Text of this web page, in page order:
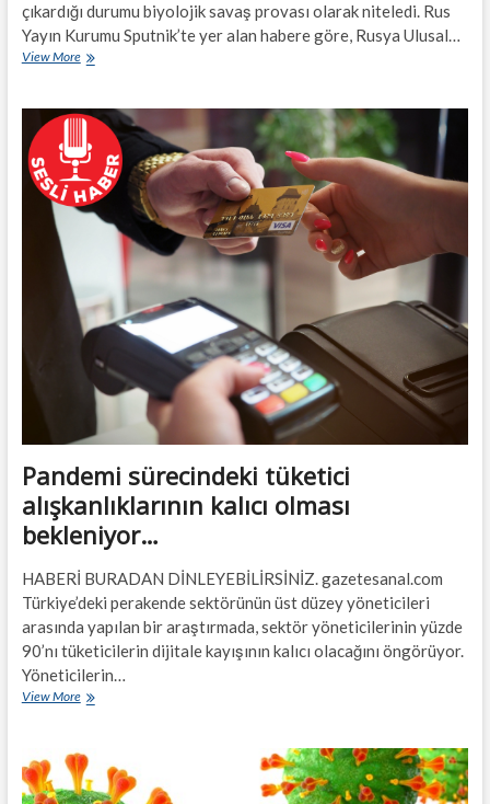
çıkardığı durumu biyolojik savaş provası olarak niteledi. Rus
Yayın Kurumu Sputnik’te yer alan habere göre, Rusya Ulusal…
View MoreRus
19
pandemisini
biyolojik
savaş
provasına
benzetti…
Pandemi sürecindeki tüketici
alışkanlıklarının kalıcı olması
bekleniyor…
HABERİ BURADAN DİNLEYEBİLİRSİNİZ. gazetesanal.com
Türkiye’deki perakende sektörünün üst düzey yöneticileri
arasında yapılan bir araştırmada, sektör yöneticilerinin yüzde
90’nı tüketicilerin dijitale kayışının kalıcı olacağını öngörüyor.
Yöneticilerin…
View MorePandemi
alışkanlıklarının
kalıcı
olması